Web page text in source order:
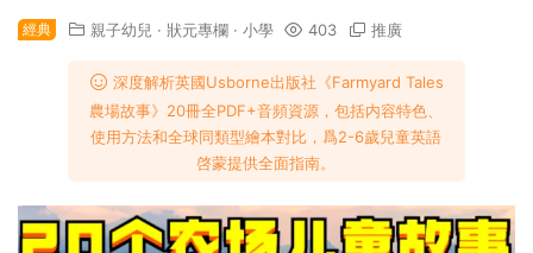
經典 親子幼兒 · 狀元專欄 · 小學 403 推廣
深度解析英國Usborne出版社《Farmyard Tales
農場故事》20冊全PDF+音頻資源，包括内容特色、
使用方法和全球同類型繪本對比，爲2-6歲兒童英語
啓蒙提供全面指南。